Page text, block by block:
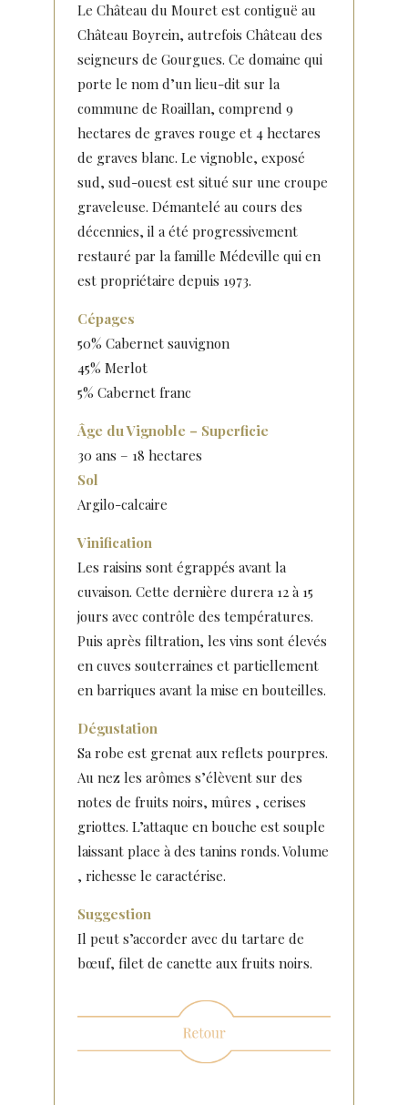
Le Château du Mouret est contiguë au
Château Boyrein, autrefois Château des
seigneurs de Gourgues. Ce domaine qui
porte le nom d’un lieu-dit sur la
commune de Roaillan, comprend 9
hectares de graves rouge et 4 hectares
de graves blanc. Le vignoble, exposé
sud, sud-ouest est situé sur une croupe
graveleuse. Démantelé au cours des
décennies, il a été progressivement
restauré par la famille Médeville qui en
est propriétaire depuis 1973.
Cépages
50% Cabernet sauvignon
45% Merlot
5% Cabernet franc
Âge du Vignoble – Superficie
30 ans – 18 hectares
Sol
Argilo-calcaire
Vinification
Les raisins sont égrappés avant la
cuvaison. Cette dernière durera 12 à 15
jours avec contrôle des températures.
Puis après filtration, les vins sont élevés
en cuves souterraines et partiellement
en barriques avant la mise en bouteilles.
Dégustation
Sa robe est grenat aux reflets pourpres.
Au nez les arômes s’élèvent sur des
notes de fruits noirs, mûres , cerises
griottes. L’attaque en bouche est souple
laissant place à des tanins ronds. Volume
, richesse le caractérise.
Suggestion
Il peut s’accorder avec du tartare de
bœuf, filet de canette aux fruits noirs.